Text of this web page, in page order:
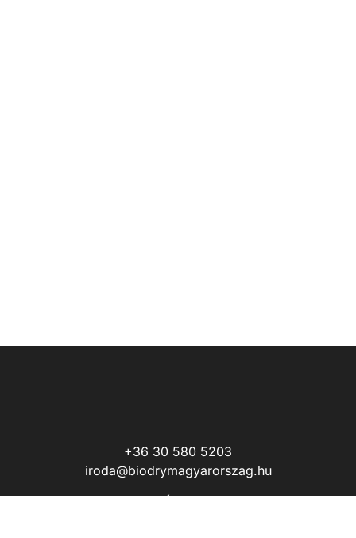
+36 30 580 5203
iroda@biodrymagyarorszag.hu